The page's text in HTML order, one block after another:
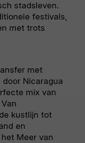
stadsleven.
festivals,
met trots
met
Nicaragua
mix van
Van
kustlijn tot
en
Meer van